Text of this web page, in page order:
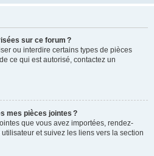
sur ce forum ?
ou interdire certains types de pièces
ce qui est autorisé, contactez un
mes pièces jointes ?
que vous avez importées, rendez-
et suivez les liens vers la section